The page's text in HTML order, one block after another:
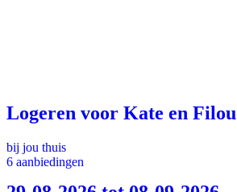
Logeren voor Kate en Filou
bij jou thuis
6 aanbiedingen